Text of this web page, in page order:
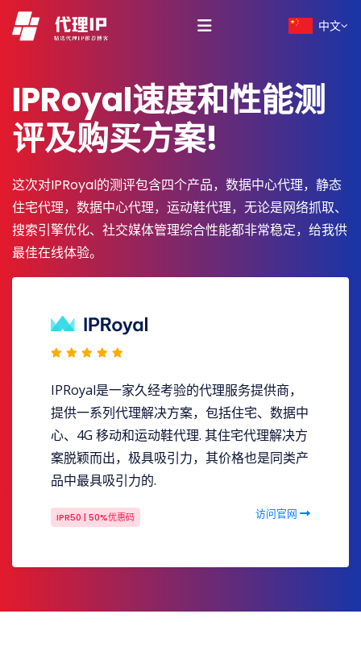
中文
IPRoyal速度和性能测
评及购买方案!
这次对IPRoyal的测评包含四个产品，数据中心代理，静态
住宅代理，数据中心代理，运动鞋代理，无论是网络抓取、
搜索引擎优化、社交媒体管理综合性能都非常稳定，给我供
最佳在线体验。
IPRoyal是一家久经考验的代理服务提供商，
提供一系列代理解决方案，包括住宅、数据中
心、4G 移动和运动鞋代理. 其住宅代理解决方
案脱颖而出，极具吸引力，其价格也是同类产
品中最具吸引力的.
IPR50 | 50%优惠码 访问官网